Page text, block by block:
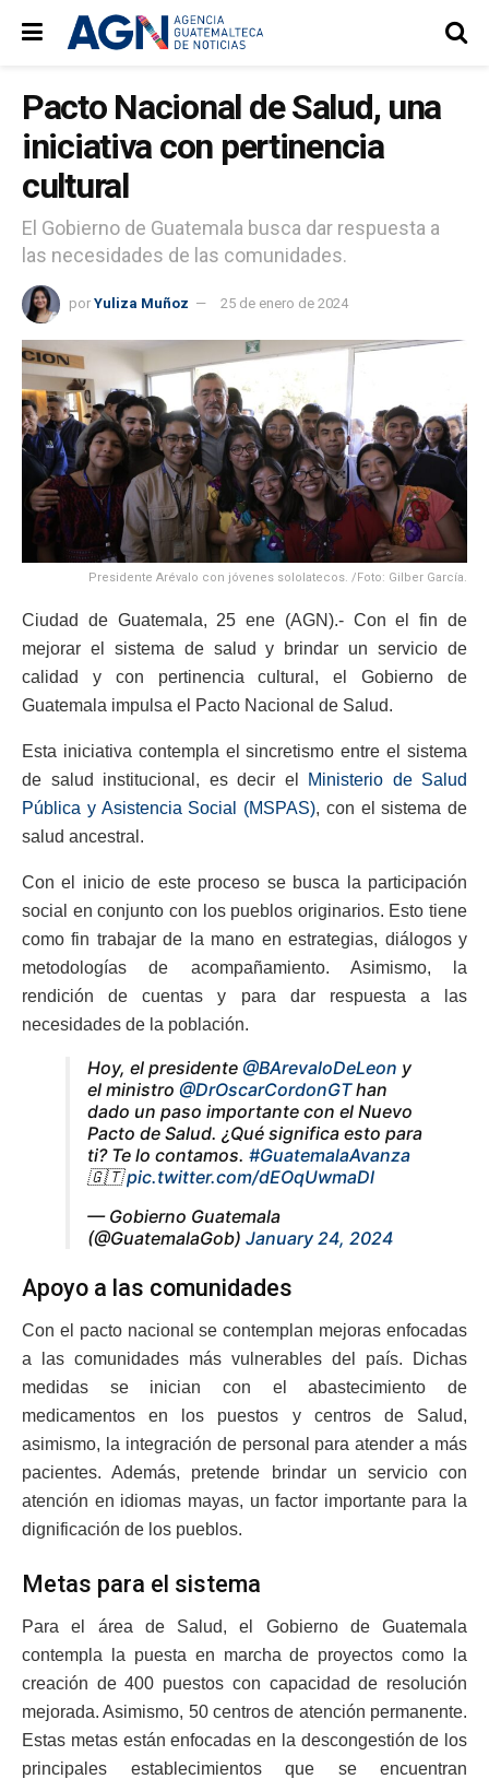
Pacto Nacional de Salud, una
iniciativa con pertinencia
cultural
El Gobierno de Guatemala busca dar respuesta a
las necesidades de las comunidades.
por Yuliza Muñoz 25 de enero de 2024
Presidente Arévalo con jóvenes sololatecos. /Foto: Gilber García.
Ciudad de Guatemala, 25 ene (AGN).- Con el fin de
mejorar el sistema de salud y brindar un servicio de
calidad y con pertinencia cultural, el Gobierno de
Guatemala impulsa el Pacto Nacional de Salud.
Esta iniciativa contempla el sincretismo entre el sistema
de salud institucional, es decir el
Ministerio de Salud
Pública y Asistencia Social (MSPAS), con el sistema de
salud ancestral.
Con el inicio de este proceso se busca la participación
social en conjunto con los pueblos originarios. Esto tiene
como fin trabajar de la mano en estrategias, diálogos y
metodologías de acompañamiento. Asimismo, la
rendición de cuentas y para dar respuesta a las
necesidades de la población.
Hoy, el presidente @BArevaloDeLeon y
el ministro @DrOscarCordonGThan
dado un paso importante con el Nuevo
Pacto de Salud. ¿Qué significa esto para
ti? Te lo contamos. #GuatemalaAvanza
🇬🇹pic.twitter.com/dEOqUwmaDl
— Gobierno Guatemala
(@GuatemalaGob) January 24, 2024
Apoyo a las comunidades
Con el pacto nacional se contemplan mejoras enfocadas
a las comunidades más vulnerables del país. Dichas
medidas se inician con el abastecimiento de
medicamentos en los puestos y centros de Salud,
asimismo, la integración de personal para atender a más
pacientes. Además, pretende brindar un servicio con
atención en idiomas mayas, un factor importante para la
dignificación de los pueblos.
Metas para el sistema
Para el área de Salud, el Gobierno de Guatemala
contempla la puesta en marcha de proyectos como la
creación de 400 puestos con capacidad de resolución
mejorada. Asimismo, 50 centros de atención permanente.
Estas metas están enfocadas en la descongestión de los
principales establecimientos que se encuentran